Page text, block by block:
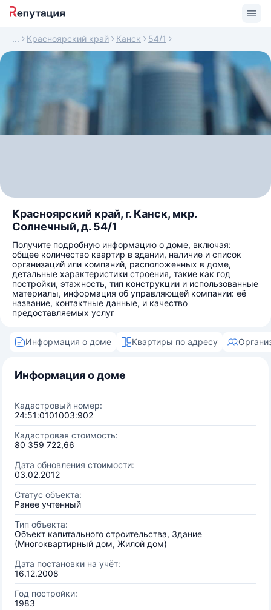
Красноярский край Канск 54/1
Красноярский край, г. Канск, мкр.
Солнечный, д. 54/1
Получите подробную информацию о доме, включая:
общее количество квартир в здании, наличие и список
организаций или компаний, расположенных в доме,
детальные характеристики строения, такие как год
постройки, этажность, тип конструкции и использованные
материалы, информация об управляющей компании: её
название, контактные данные, и качество
предоставляемых услуг
Информация о доме Квартиры по адресу
Информация о доме
Кадастровый номер:
24:51:0101003:902
Кадастровая стоимость:
80 359 722,66
Дата обновления стоимости:
03.02.2012
Статус объекта:
Ранее учтенный
Тип объекта:
Объект капитального строительства, Здание
(Многоквартирный дом, Жилой дом)
Дата постановки на учёт:
16.12.2008
Год постройки:
1983